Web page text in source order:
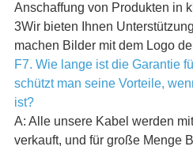
Anschaffung von Produkten in
3Wir bieten Ihnen
machen Bilder mit dem Logo
F7. Wie lange ist die Garantie
schützt man seine Vorteile,
ist?
A: Alle unsere Kabel werden
verkauft, und für große Menge